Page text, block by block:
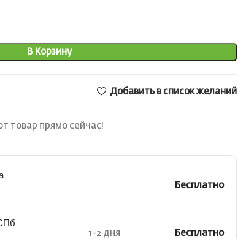
В Корзину
Добавить в список желаний
товар прямо сейчас!
Бесплатно
1-2 дня Бесплатно